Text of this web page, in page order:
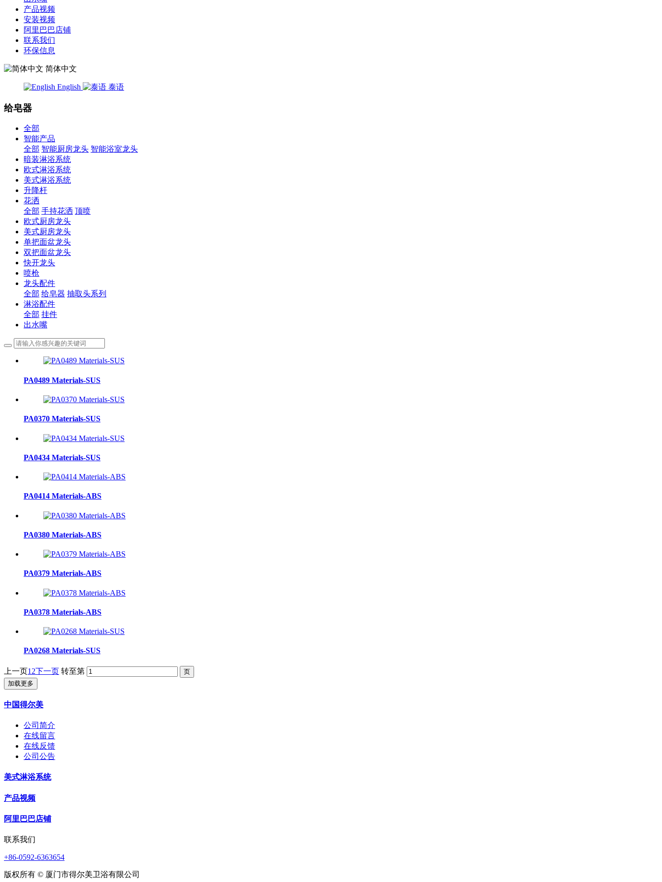
产品视频
安装视频
阿里巴巴店铺
联系我们
环保信息
简体中文
English 泰语
给皂器
全部
智能产品
全部 智能厨房龙头 智能浴室龙头
暗装淋浴系统
欧式淋浴系统
美式淋浴系统
升降杆
花洒
全部 手持花洒 顶喷
欧式厨房龙头
美式厨房龙头
单把面盆龙头
双把面盆龙头
快开龙头
喷枪
龙头配件
全部 给皂器 抽取头系列
淋浴配件
全部 挂件
出水嘴
PA0489 Materials-SUS
PA0370 Materials-SUS
PA0434 Materials-SUS
PA0414 Materials-ABS
PA0380 Materials-ABS
PA0379 Materials-ABS
PA0378 Materials-ABS
PA0268 Materials-SUS
上一页1 2下一页 转至第
加载更多
中国得尔美
公司简介
在线留言
在线反馈
公司公告
美式淋浴系统
产品视频
阿里巴巴店铺
联系我们
+86-0592-6363654
版权所有 © 厦门市得尔美卫浴有限公司